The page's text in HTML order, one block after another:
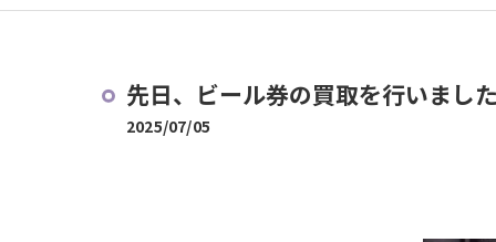
先日、ビール券の買取を行いまし
2025/07/05